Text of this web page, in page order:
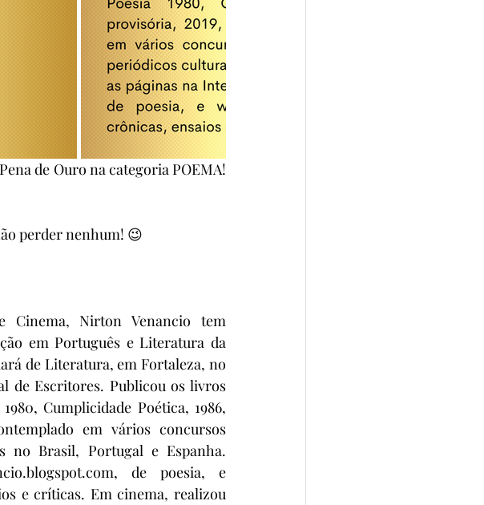
de Ouro na categoria POEMA!
perder nenhum! 😉
Cinema, Nirton Venancio tem
em Português e Literatura da
de Literatura, em Fortaleza, no
de Escritores. Publicou os livros
Cumplicidade Poética, 1986,
em vários concursos
no Brasil, Portugal e Espanha.
de poesia, e
e críticas. Em cinema, realizou